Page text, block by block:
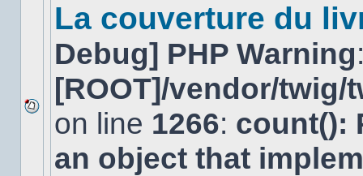
Aucun
nouveau
message
non-
La couverture du
Debug] PHP Warning
[ROOT]/vendor/
on line 1266: count():
an object that